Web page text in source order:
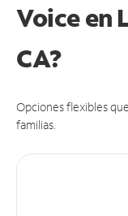
Voice en
CA?
Opciones flexibles
familias.